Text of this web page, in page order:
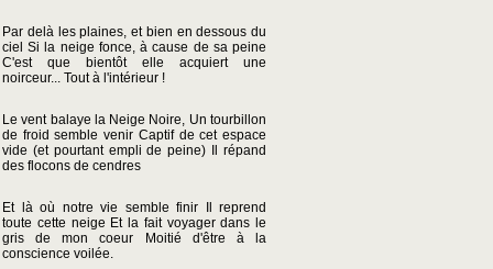
Par delà les plaines, et bien en dessous du
ciel Si la neige fonce, à cause de sa peine
C'est que bientôt elle acquiert une
noirceur... Tout à l'intérieur !
Le vent balaye la Neige Noire, Un tourbillon
de froid semble venir Captif de cet espace
vide (et pourtant empli de peine) Il répand
des flocons de cendres
Et là où notre vie semble finir Il reprend
toute cette neige Et la fait voyager dans le
gris de mon coeur Moitié d'être à la
conscience voilée.